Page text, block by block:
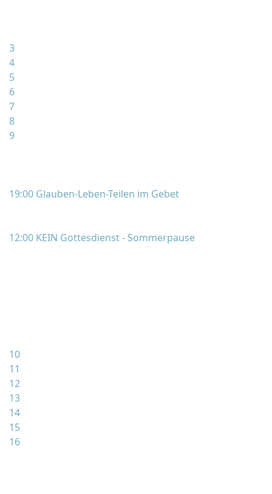
3
4
5
6
7
8
9
19:00 Glauben-Leben-Teilen im Gebet
12:00 KEIN Gottesdienst - Sommerpause
10
11
12
13
14
15
16